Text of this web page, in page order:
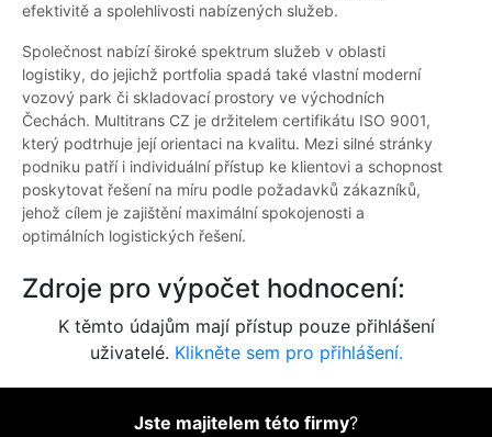
efektivitě a spolehlivosti nabízených služeb.
Společnost nabízí široké spektrum služeb v oblasti
logistiky, do jejichž portfolia spadá také vlastní moderní
vozový park či skladovací prostory ve východních
Čechách. Multitrans CZ je držitelem certifikátu ISO 9001,
který podtrhuje její orientaci na kvalitu. Mezi silné stránky
podniku patří i individuální přístup ke klientovi a schopnost
poskytovat řešení na míru podle požadavků zákazníků,
jehož cílem je zajištění maximální spokojenosti a
optimálních logistických řešení.
Zdroje pro výpočet hodnocení:
K těmto údajům mají přístup pouze přihlášení
uživatelé. Klikněte sem pro přihlášení.
Jste majitelem této firmy?